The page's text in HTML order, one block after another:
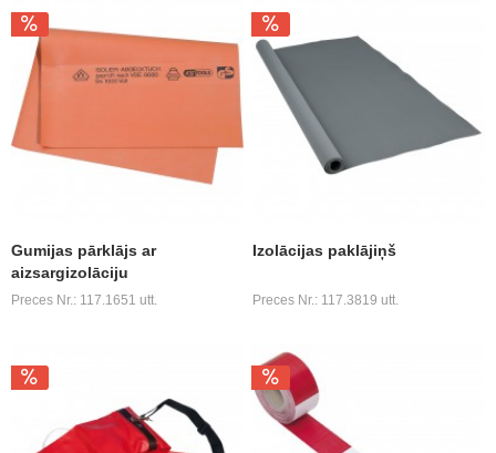
Gumijas pārklājs ar
aizsargizolāciju
Preces Nr.: 117.1651 utt.
Izolācijas paklājiņš
Preces Nr.: 117.3819 utt.